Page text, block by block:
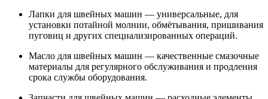
Лапки для швейных машин — универсальные, для
установки потайной молнии, обмётывания, пришивания
пуговиц и других специализированных операций.
Масло для швейных машин — качественные смазочные
материалы для регулярного обслуживания и продления
срока службы оборудования.